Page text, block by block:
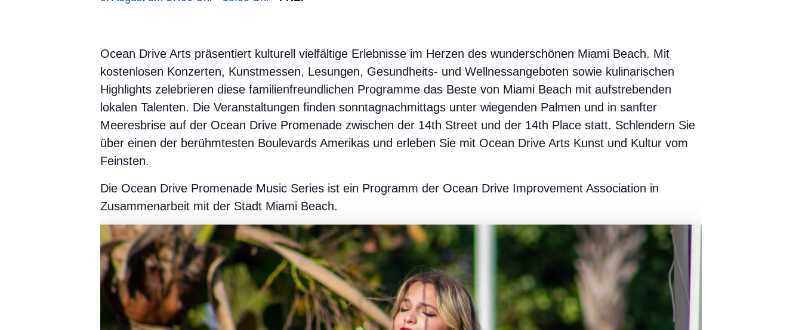
Ocean Drive Arts präsentiert kulturell vielfältige Erlebnisse im Herzen des wunderschönen Miami Beach. Mit
kostenlosen Konzerten, Kunstmessen, Lesungen, Gesundheits- und Wellnessangeboten sowie kulinarischen
Highlights zelebrieren diese familienfreundlichen Programme das Beste von Miami Beach mit aufstrebenden
lokalen Talenten. Die Veranstaltungen finden sonntagnachmittags unter wiegenden Palmen und in sanfter
Meeresbrise auf der Ocean Drive Promenade zwischen der 14th Street und der 14th Place statt. Schlendern Sie
über einen der berühmtesten Boulevards Amerikas und erleben Sie mit Ocean Drive Arts Kunst und Kultur vom
Feinsten.
Die Ocean Drive Promenade Music Series ist ein Programm der Ocean Drive Improvement Association in
Zusammenarbeit mit der Stadt Miami Beach.